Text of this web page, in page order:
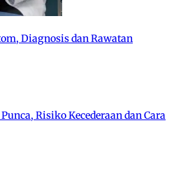
Diagnosis dan Rawatan
Risiko Kecederaan dan Cara